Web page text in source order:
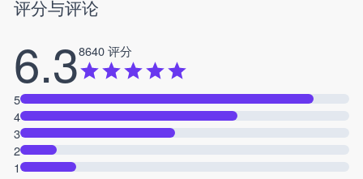
评分与评论
6.38640 评分
5
4
3
2
1